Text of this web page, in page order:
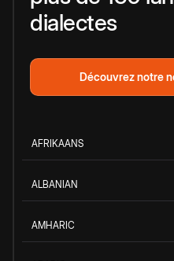
dialectes
Découvrez notre
AFRIKAANS
ALBANIAN
AMHARIC